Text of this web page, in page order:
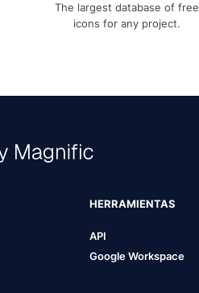
The largest database of free
icons for any project.
HERRAMIENTAS
API
Google Workspace